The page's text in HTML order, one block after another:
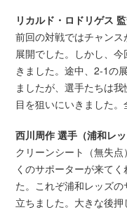
リカルド・ロドリゲス
前回の対戦ではチャン
展開でした。しかし、
きました。途中、2-1の
ましたが、選手たちは
目を狙いにいきました。
西川周作 選手（浦和レッ
クリーンシート（無失
くのサポーターが来て
た。これぞ浦和レッズ
立ちました。大きな後